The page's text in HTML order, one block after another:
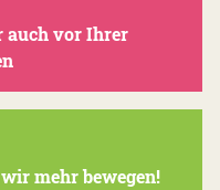
auch vor Ihrer
mehr bewegen!